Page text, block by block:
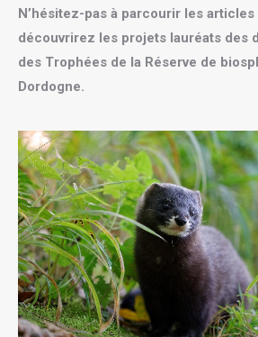
N’hésitez-pas à parcourir les
découvrirez les projets lauréats des
des Trophées de la Réserve de
Dordogne.